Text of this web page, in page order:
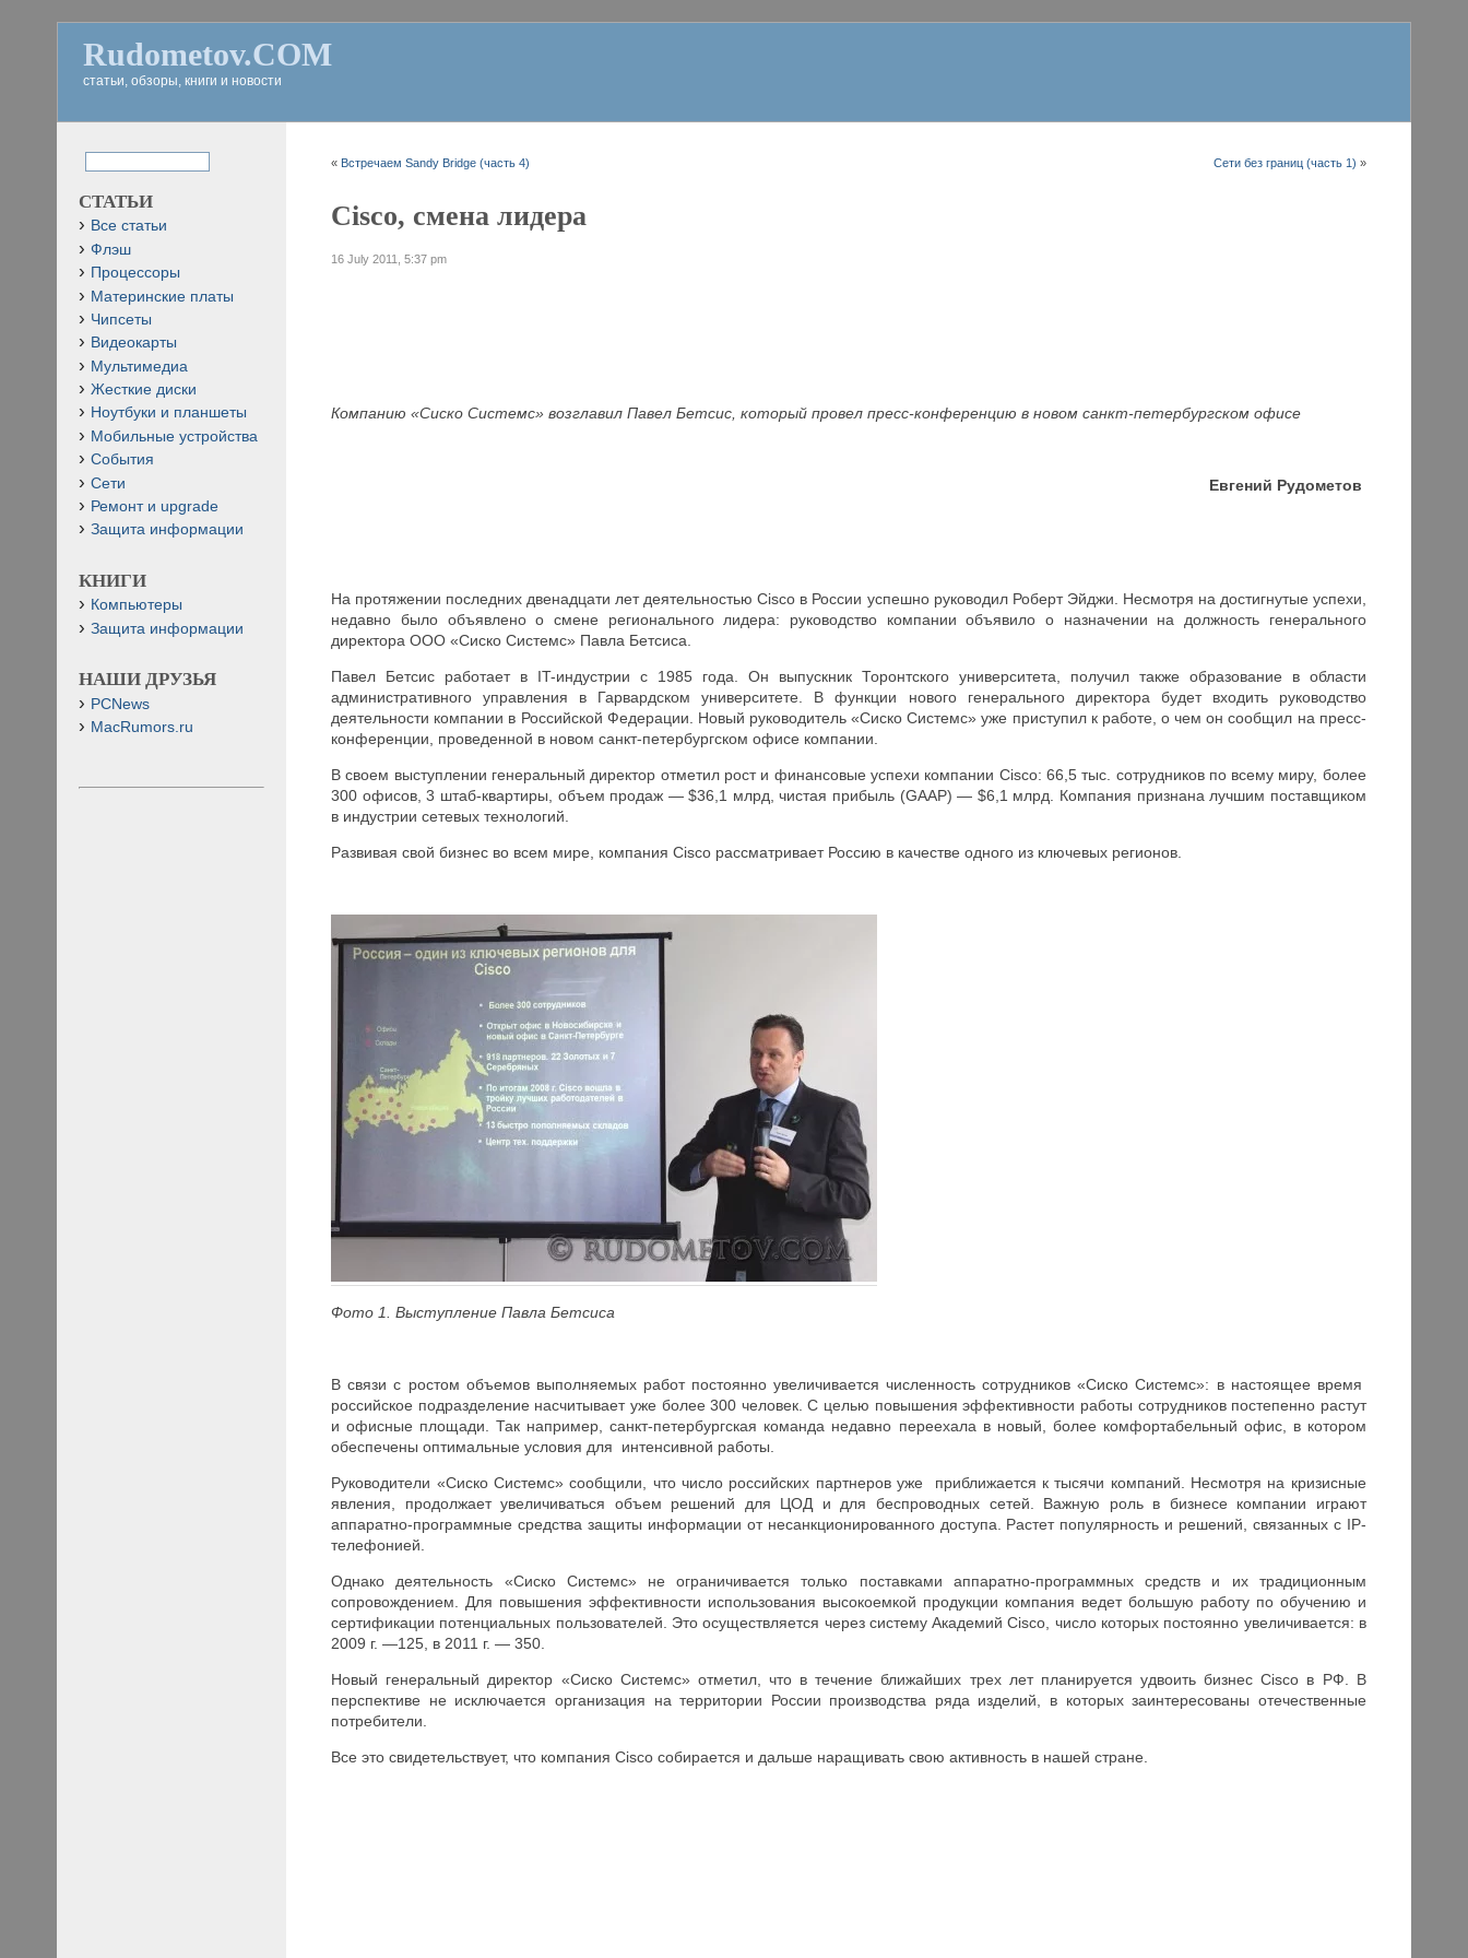
Rudometov.COM
статьи, обзоры, книги и новости
« Встречаем Sandy Bridge (часть 4) Сети без границ (часть 1) »
Cisco, смена лидера
16 July 2011, 5:37 pm
Компанию«Сиско Системс»возглавил Павел Бетсис, который провел пресс-конференцию в новом санкт-петербургском офисе
Евгений Рудометов
На протяжении последних двенадцати лет деятельностью Cisco в России успешно руководил Роберт Эйджи. Несмотря на достигнутые успехи,
недавно было объявлено о смене регионального лидера: руководство компании объявило о назначении на должность генерального
директора ООО «Сиско Системс» Павла Бетсиса.
Павел Бетсис работает в IT-индустрии с 1985 года. Он выпускник Торонтского университета, получил также образование в области
административного управления в Гарвардском университете. В функции нового генерального директора будет входить руководство
деятельности компании в Российской Федерации. Новый руководитель «Сиско Системс» уже приступил к работе, о чем он сообщил на пресс-
конференции, проведенной в новом санкт-петербургском офисе компании.
В своем выступлении генеральный директор отметил рост и финансовые успехи компании Cisco: 66,5 тыс. сотрудников по всему миру, более
300 офисов, 3 штаб-квартиры, объем продаж — $36,1 млрд, чистая прибыль (GAAP) — $6,1 млрд. Компания признана лучшим поставщиком
в индустрии сетевых технологий.
Развивая свой бизнес во всем мире, компания Cisco рассматривает Россию в качестве одного из ключевых регионов.
Фото 1. Выступление Павла Бетсиса
В связи с ростом объемов выполняемых работ постоянно увеличивается численность сотрудников «Сиско Системс»: в настоящее время
российское подразделение насчитывает уже более 300 человек. С целью повышения эффективности работы сотрудников постепенно растут
и офисные площади. Так например, санкт-петербургская команда недавно переехала в новый, более комфортабельный офис, в котором
обеспечены оптимальные условия для интенсивной работы.
Руководители «Сиско Системс» сообщили, что число российских партнеров уже приближается к тысячи компаний. Несмотря на кризисные
явления, продолжает увеличиваться объем решений для ЦОД и для беспроводных сетей. Важную роль в бизнесе компании играют
аппаратно-программные средства защиты информации от несанкционированного доступа. Растет популярность и решений, связанных с IP-
телефонией.
Однако деятельность «Сиско Системс» не ограничивается только поставками аппаратно-программных средств и их традиционным
сопровождением. Для повышения эффективности использования высокоемкой продукции компания ведет большую работу по обучению и
сертификации потенциальных пользователей. Это осуществляется через систему Академий Cisco, число которых постоянно увеличивается: в
2009 г. —125, в 2011 г. — 350.
Новый генеральный директор «Сиско Системс» отметил, что в течение ближайших трех лет планируется удвоить бизнес Cisco в РФ. В
перспективе не исключается организация на территории России производства ряда изделий, в которых заинтересованы отечественные
потребители.
Все это свидетельствует, что компания Cisco собирается и дальше наращивать свою активность в нашей стране.
СТАТЬИ
Все статьи
Флэш
Процессоры
Материнские платы
Чипсеты
Видеокарты
Мультимедиа
Жесткие диски
Ноутбуки и планшеты
Мобильные устройства
События
Сети
Ремонт и upgrade
Защита информации
КНИГИ
Компьютеры
Защита информации
НАШИ ДРУЗЬЯ
PCNews
MacRumors.ru